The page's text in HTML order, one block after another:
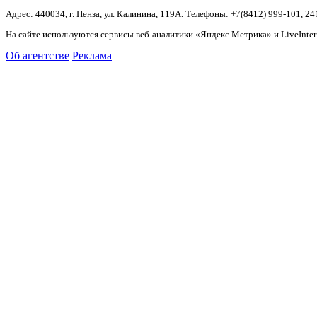
Адрес: 440034, г. Пенза, ул. Калинина, 119А. Телефоны: +7(8412) 999-101,
На сайте используются сервисы веб-аналитики «Яндекс.Метрика» и
Об агентстве Реклама